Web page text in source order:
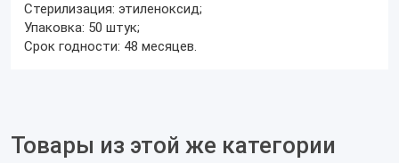
Стерилизация: этиленоксид;
Упаковка: 50 штук;
Срок годности: 48 месяцев.
Товары из этой же категории